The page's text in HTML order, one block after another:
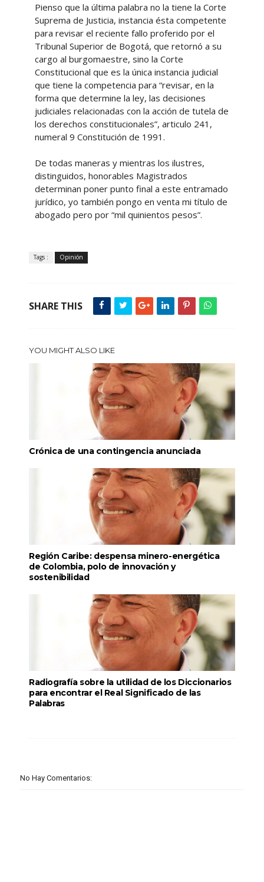
Pienso que la última palabra no la tiene la Corte
Suprema de Justicia, instancia ésta competente
para revisar el reciente fallo proferido por el
Tribunal Superior de Bogotá, que retornó a su
cargo al burgomaestre, sino la Corte
Constitucional que es la única instancia judicial
que tiene la competencia para “revisar, en la
forma que determine la ley, las decisiones
judiciales relacionadas con la acción de tutela de
los derechos constitucionales”, articulo 241,
numeral 9 Constitución de 1991.
De todas maneras y mientras los ilustres,
distinguidos, honorables Magistrados
determinan poner punto final a este entramado
jurídico, yo también pongo en venta mi título de
abogado pero por “mil quinientos pesos”.
Tags : Opinión
SHARE THIS
YOU MIGHT ALSO LIKE
Crónica de una contingencia anunciada
Región Caribe: despensa minero-energética
de Colombia, polo de innovación y
sostenibilidad
Radiografía sobre la utilidad de los Diccionarios
para encontrar el Real Significado de las
Palabras
No Hay Comentarios: